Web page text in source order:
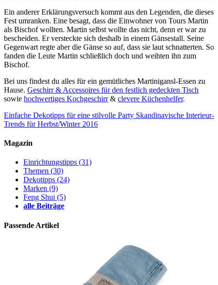
Ein anderer Erklärungsversuch kommt aus den Legenden, die dieses
Fest umranken. Eine besagt, dass die Einwohner von Tours Martin
als Bischof wollten. Martin selbst wollte das nicht, denn er war zu
bescheiden. Er versteckte sich deshalb in einem Gänsestall. Seine
Gegenwart regte aber die Gänse so auf, dass sie laut schnatterten. So
fanden die Leute Martin schließlich doch und weihten ihn zum
Bischof.
Bei uns findest du alles für ein gemütliches Martinigansl-Essen zu
Hause. Geschirr & Accessoires für den festlich gedeckten Tisch
sowie hochwertiges Kochgeschirr& clevere Küchenhelfer.
Einfache Dekotipps für eine stilvolle Party Skandinavische Interieur-
Trends für Herbst/Winter 2016
Magazin
Einrichtungstipps (31)
Themen (30)
Dekotipps (24)
Marken (9)
Feng Shui (5)
alle Beiträge
Passende Artikel